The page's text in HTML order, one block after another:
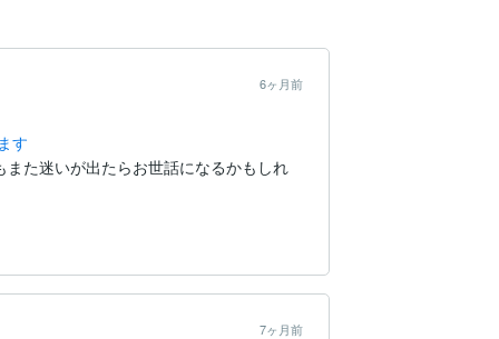
6ヶ月前
す
た迷いが出たらお世話になるかもしれ
7ヶ月前